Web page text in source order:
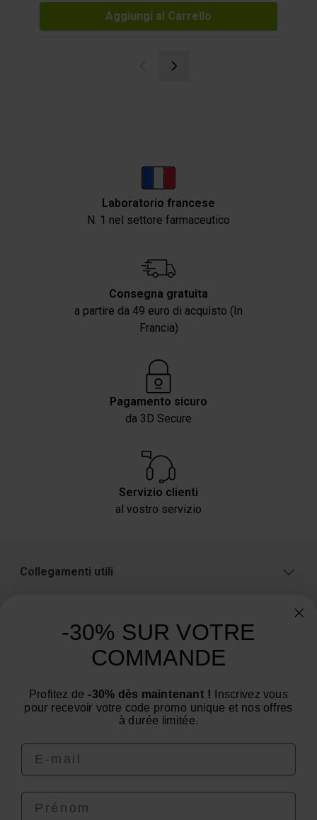
Aggiungi al Carrello
Laboratorio francese
N. 1 nel settore farmaceutico
Consegna gratuita
a partire da 49 euro di acquisto (In
Francia)
Pagamento sicuro
da 3D Secure
Servizio clienti
al vostro servizio
Collegamenti utili
Categorie
Avete bisogno di un consiglio? Avete una
Siamo al tuo servizio dal lunedì al venerdì : dalle 9:00
alle 12:00 e dalle 14:00 alle 16:00.
-30% SUR VOTRE
COMMANDE
Profitez de -30% dès maintenant ! Inscrivez vous
pour recevoir votre code promo unique et nos offres
à durée limitée.
Email
Prénom